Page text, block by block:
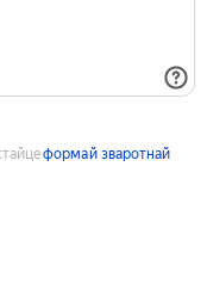
формай зваротнай